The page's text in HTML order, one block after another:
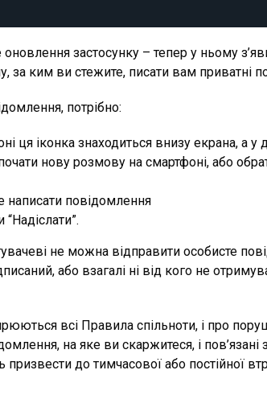
застосунку – тепер у ньому
ким ви стежите, писати вам приватні
потрібно:
ця іконка знаходиться внизу екрана, а у
нову розмову на смартфоні, або
написати повідомлення
не можна відправити особисте
або взагалі ні від кого не
всі Правила спільноти, і про
на яке ви скаржитеся, і
до тимчасової або постійної